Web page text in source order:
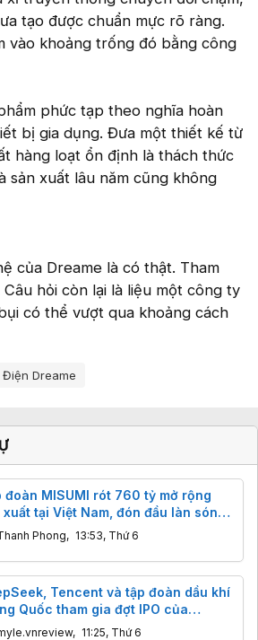
tạo được chuẩn mực rõ ràng.
vào khoảng trống đó bằng công
phức tạp theo nghĩa hoàn
bị gia dụng. Đưa một thiết kế từ
hàng loạt ổn định là thách thức
sản xuất lâu năm cũng không
của Dreame là có thật. Tham
hỏi còn lại là liệu một công ty
có thể vượt qua khoảng cách
Điện Dreame
đoàn MISUMI rót 760 tỷ mở rộng
xuất tại Việt Nam, đón đầu làn sóng
robot toàn cầu
Phong, 13:53, Thứ 6
Tencent và tập đoàn dầu khí
Quốc tham gia đợt IPO của
, 11:25, Thứ 6